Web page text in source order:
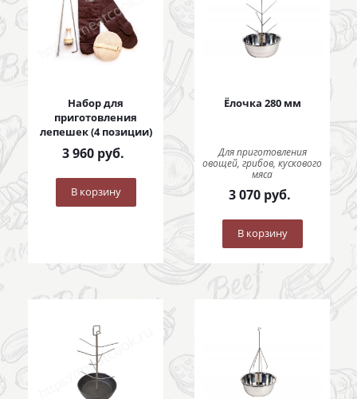
Набор для
приготовления
лепешек (4 позиции)
3 960руб.
В корзину
Ёлочка 280 мм
Для приготовления
овощей, грибов, кускового
мяса
3 070руб.
В корзину